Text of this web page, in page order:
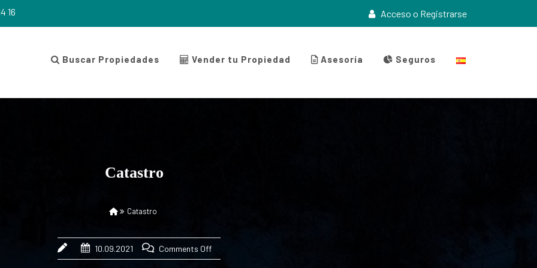
16 Acceso o Registrarse
Buscar Propiedades Vender tu Propiedad Asesoría Seguros
Catastro
Catastro
10.09.2021 Comments Off